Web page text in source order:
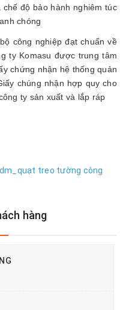
độ bảo hành nghiêm túc
chóng
công nghiệp đạt chuẩn về
ty Komasu được trung tâm
chứng nhận hệ thống quản
chúng nhận hợp quy cho
ty sản xuất và lắp ráp
dm_quạt treo tường công
hàng